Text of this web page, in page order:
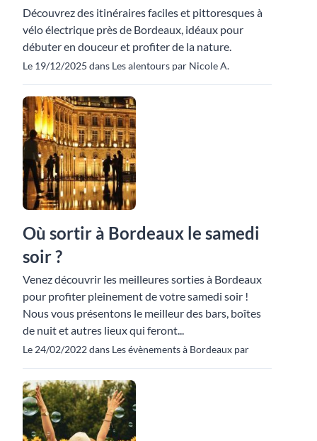
Découvrez des itinéraires faciles et pittoresques à
vélo électrique près de Bordeaux, idéaux pour
débuter en douceur et profiter de la nature.
Le 19/12/2025 dans Les alentours par Nicole A.
Où sortir à Bordeaux le samedi
soir ?
Venez découvrir les meilleures sorties à Bordeaux
pour profiter pleinement de votre samedi soir !
Nous vous présentons le meilleur des bars, boîtes
de nuit et autres lieux qui feront...
Le 24/02/2022 dans Les évènements à Bordeaux par